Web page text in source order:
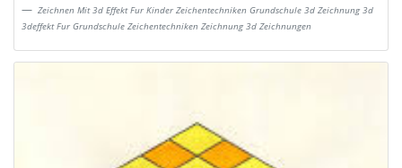
Zeichnen Mit 3d Effekt Fur Kinder Zeichentechniken Grundschule 3d Zeichnung 3d
3deffekt Fur Grundschule Zeichentechniken Zeichnung 3d Zeichnungen